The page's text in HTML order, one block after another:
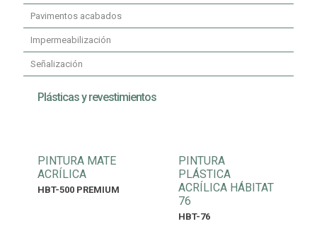
Pavimentos acabados
Impermeabilización
Señalización
Plásticas y revestimientos
PINTURA MATE
ACRÍLICA
HBT-500 PREMIUM
PINTURA
PLÁSTICA
ACRÍLICA HÁBITAT
76
HBT-76